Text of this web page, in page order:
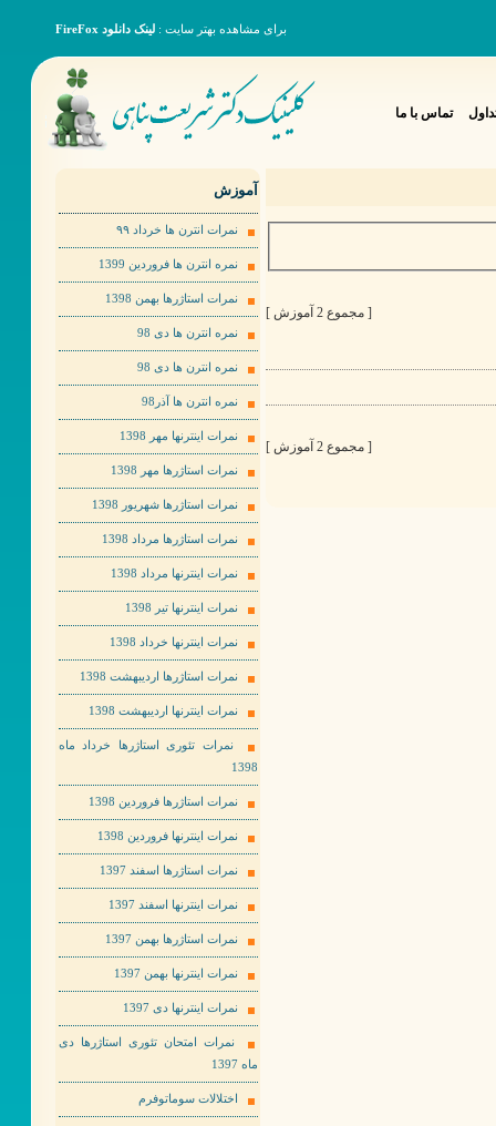
برای مشاهده بهتر سایت : لینک دانلود FireFox
تماس با ما
[ مجموع 2 آموزش ]
[ مجموع 2 آموزش ]
آموزش
نمرات انترن ها خرداد ٩٩
نمره انترن ها فروردین 1399
نمرات استاژرها بهمن 1398
نمره انترن ها دی 98
نمره انترن ها دی 98
نمره انترن ها آذر98
نمرات اینترنها مهر 1398
نمرات استاژرها مهر 1398
نمرات استاژرها شهریور 1398
نمرات استاژرها مرداد 1398
نمرات اینترنها مرداد 1398
نمرات اینترنها تیر 1398
نمرات اینترنها خرداد 1398
نمرات استاژرها اردیبهشت 1398
نمرات اینترنها اردیبهشت 1398
نمرات تئوری استاژرها خرداد ماه
1398
نمرات استاژرها فروردین 1398
نمرات اینترنها فروردین 1398
نمرات استاژرها اسفند 1397
نمرات اینترنها اسفند 1397
نمرات استاژرها بهمن 1397
نمرات اینترنها بهمن 1397
نمرات اینترنها دی 1397
نمرات امتحان تئوری استاژرها دی
ماه 1397
اختلالات سوماتوفرم